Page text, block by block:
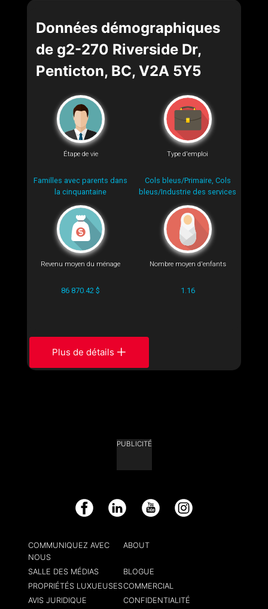
Données démographiques
de g2-270 Riverside Dr,
Penticton, BC, V2A 5Y5
Étape de vie
Familles avec parents dans
la cinquantaine
Type d'emploi
Cols bleus/Primaire, Cols
bleus/Industrie des services
Revenu moyen du ménage
86 870.42 $
Nombre moyen d'enfants
1.16
Plus de détails
PUBLICITÉ
Facebook LinkedIn YouTube Instagram
COMMUNIQUEZ AVEC
NOUS
ABOUT
SALLE DES MÉDIAS
BLOGUE
PROPRIÉTÉS LUXUEUSESCOMMERCIAL
AVIS JURIDIQUE
CONFIDENTIALITÉ